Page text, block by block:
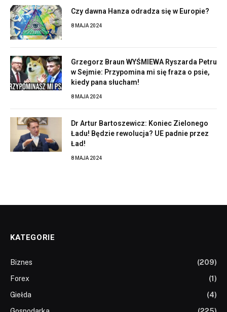
Czy dawna Hanza odradza się w Europie?
8 MAJA 2024
Grzegorz Braun WYŚMIEWA Ryszarda Petru
w Sejmie: Przypomina mi się fraza o psie,
kiedy pana słucham!
8 MAJA 2024
Dr Artur Bartoszewicz: Koniec Zielonego
Ładu! Będzie rewolucja? UE padnie przez
Ład!
8 MAJA 2024
KATEGORIE
Biznes
(209)
Forex
(1)
Giełda
(4)